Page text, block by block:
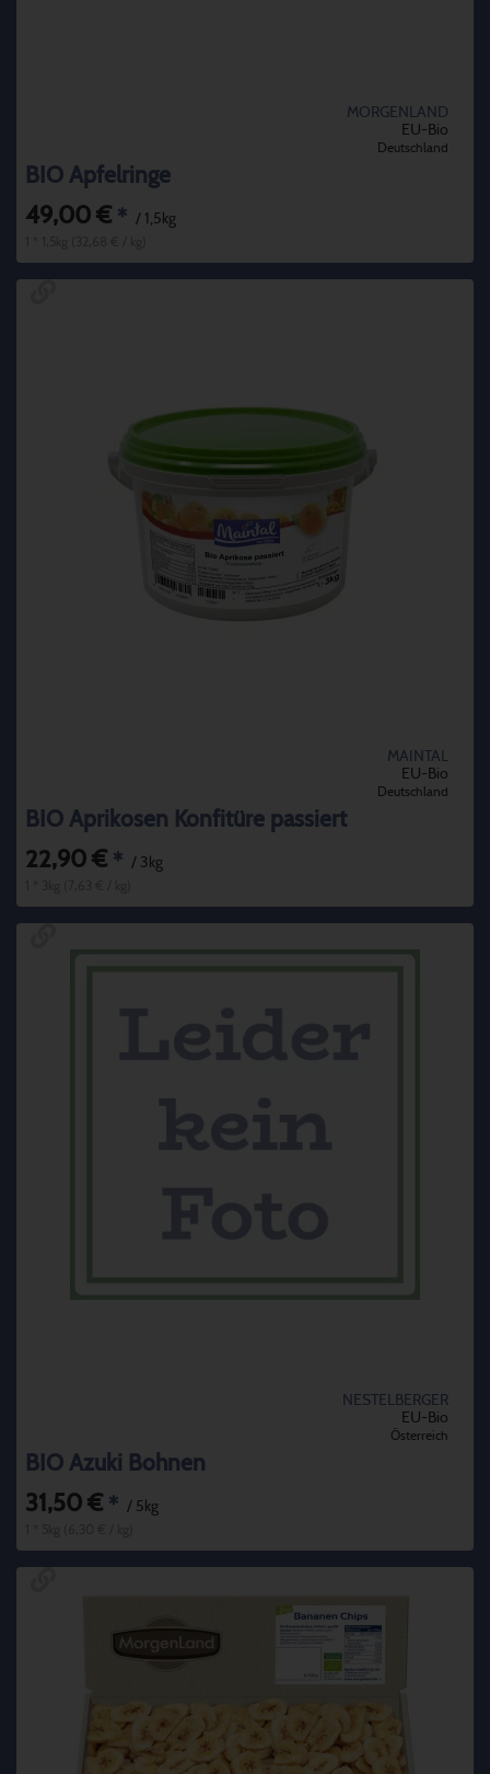
MORGENLAND
EU-Bio
Deutschland
BIO Apfelringe
49,00 € * / 1,5kg
MAINTAL
EU-Bio
Deutschland
BIO Aprikosen Konfitüre passiert
22,90 € * / 3kg
NESTELBERGER
EU-Bio
Österreich
BIO Azuki Bohnen
31,50 € * / 5kg